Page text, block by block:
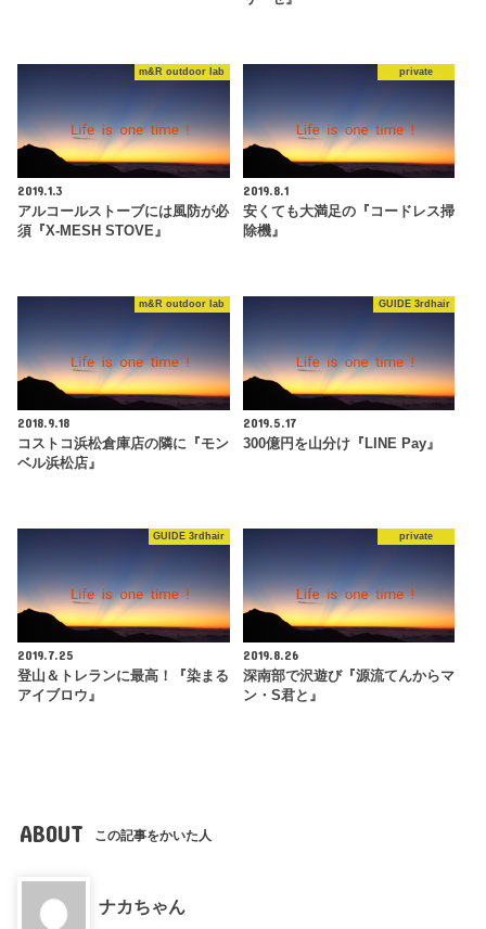
m&R outdoor lab
2019.1.3
アルコールストーブには風防が必
須『X-MESH STOVE』
private
2019.8.1
安くても大満足の『コードレス掃
除機』
m&R outdoor lab
2018.9.18
コストコ浜松倉庫店の隣に『モン
ベル浜松店』
GUIDE 3rdhair
2019.5.17
300億円を山分け『LINE Pay』
GUIDE 3rdhair
2019.7.25
登山＆トレランに最高！『染まる
アイブロウ』
private
2019.8.26
深南部で沢遊び『源流てんからマ
ン・S君と』
ABOUT この記事をかいた人
ナカちゃん